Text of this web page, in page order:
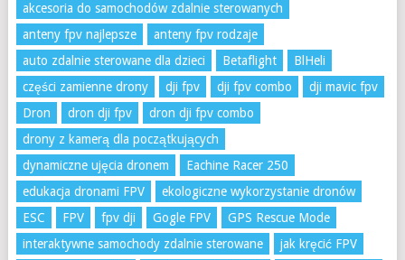
akcesoria do samochodów zdalnie sterowanych
anteny fpv najlepsze
anteny fpv rodzaje
auto zdalnie sterowane dla dzieci
Betaflight
BlHeli
części zamienne drony
dji fpv dji fpv combo
dji mavic fpv
Dron
dron dji fpv
dron dji fpv combo
drony z kamerą dla początkujących
dynamiczne ujęcia dronem
Eachine Racer 250
edukacja dronami FPV
ekologiczne wykorzystanie dronów
ESC
FPV fpv dji Gogle FPV
GPS Rescue Mode
interaktywne samochody zdalnie sterowane
jak kręcić FPV